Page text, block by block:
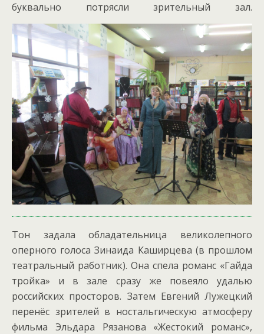
буквально потрясли зрительный зал.
Тон задала обладательница великолепного
оперного голоса Зинаида Каширцева (в прошлом
театральный работник). Она спела романс «Гайда
тройка» и в зале сразу же повеяло удалью
российских просторов. Затем Евгений Лужецкий
перенёс зрителей в ностальгическую атмосферу
фильма Эльдара Рязанова «Жестокий романс»,